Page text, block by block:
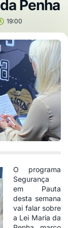
Penha
19:00
O programa
Segurança
em Pauta
desta semana
vai falar sobre
a Lei Maria da